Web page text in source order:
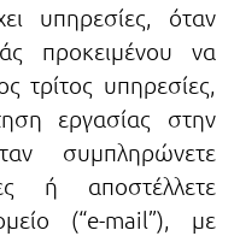
υπηρεσίες, όταν
προκειμένου να
τρίτος υπηρεσίες,
εργασίας στην
συμπληρώνετε
ή αποστέλλετε
(“e-mail”), με